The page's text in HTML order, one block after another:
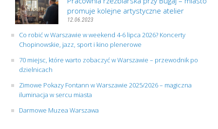
promuje kolejne artystyczne atelier
12.06.2023
Co robić w Warszawie w weekend 4-6 lipca 2026? Koncerty
Chopinowskie, jazz, sport i kino plenerowe
70 miejsc, które warto zobaczyć w Warszawie – przewodnik po
dzielnicach
Zimowe Pokazy Fontann w Warszawie 2025/2026 – magiczna
iluminacja w sercu miasta
Darmowe Muzea Warszawa